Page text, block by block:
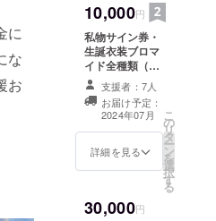
に
な
お
10,000円
私物サイン券・
生誕衣装ブロマ
イド全種類（全6
種類）・（宛名
入り）ミニメッ
セージカード ※
ニックネームを
備考欄に記載く
ださい。
支援者：7人
お届け予定：
2024年07月
詳細を見る
こ
の
リ
タ
ー
ン
を
選
択
す
る
30,000円